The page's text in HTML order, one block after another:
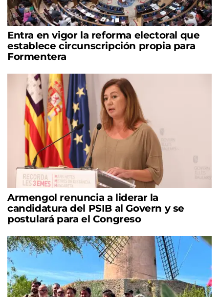
Entra en vigor la reforma electoral que
establece circunscripción propia para
Formentera
Armengol renuncia a liderar la
candidatura del PSIB al Govern y se
postulará para el Congreso